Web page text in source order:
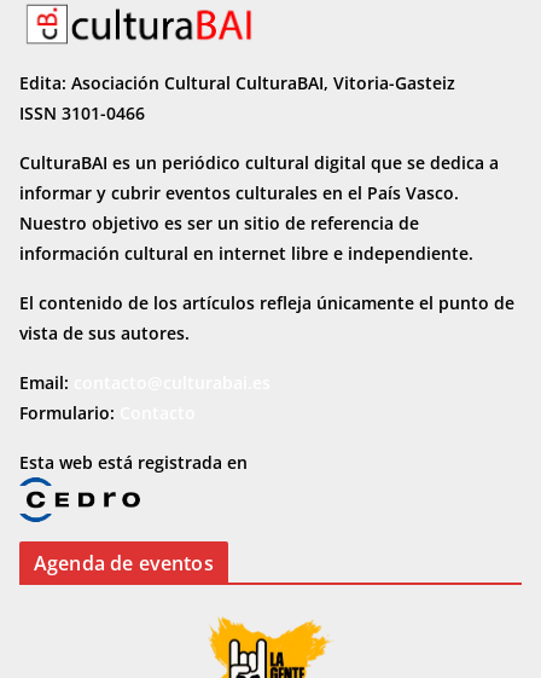
Edita: Asociación Cultural CulturaBAI, Vitoria-Gasteiz
ISSN 3101-0466
CulturaBAI es un periódico cultural digital que se dedica a
informar y cubrir eventos culturales en el País Vasco.
Nuestro objetivo es ser un sitio de referencia de
información cultural en internet libre e independiente.
El contenido de los artículos refleja únicamente el punto de
vista de sus autores.
Email:
Formulario:
Esta web está registrada en
Agenda de eventos